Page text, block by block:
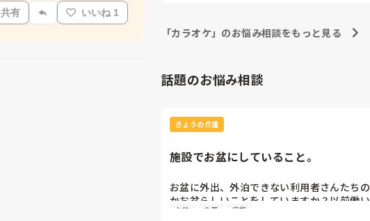
共有 いいね 1
以上です。
「カラオケ」のお悩み相談をもっと見る
話題のお悩み相談
きょうの介護
施設でお盆にしていること。
お盆に外出、外泊できない利用者さんたち
かお盆らしいことをしていますか？以前働
きな施設では実際に住職さんを呼びご焼香
お盆 食事 家族